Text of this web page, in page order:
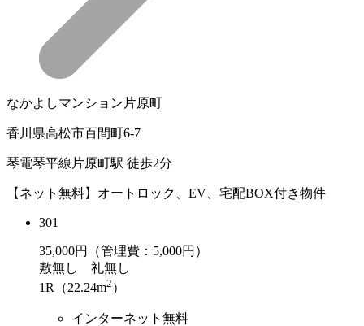
なかよしマンション片原町
香川県高松市百間町6-7
琴電琴平線片原町駅 徒歩2分
【ネット無料】オートロック、EV、宅配BOX付き物件
301
35,000円（管理費：5,000円）
敷無し 礼無し
1R（22.24m2 ）
インターネット無料